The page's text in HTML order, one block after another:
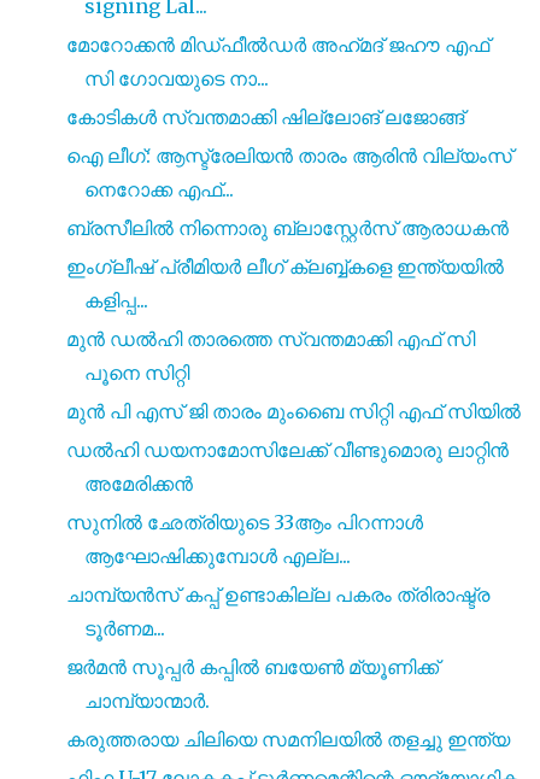
signing Lal...
മോറോക്കൻ മിഡ്‌ഫീൽഡർ അഹ്‌മദ്‌ ജഹൗ എഫ്
സി ഗോവയുടെ നാ...
കോടികൾ സ്വന്തമാക്കി ഷില്ലോങ് ലജോങ്ങ്
ഐ ലീഗ്: ആസ്ട്രേലിയൻ താരം ആരിൻ വില്യംസ്
നെറോക്ക എഫ്...
ബ്രസീലിൽ നിന്നൊരു ബ്ലാസ്റ്റേർസ് ആരാധകൻ
ഇംഗ്ലീഷ് പ്രീമിയർ ലീഗ് ക്ലബ്ബ്കളെ ഇന്ത്യയിൽ
കളിപ്പ...
മുൻ ഡൽഹി താരത്തെ സ്വന്തമാക്കി എഫ് സി
പൂനെ സിറ്റി
മുൻ പി എസ് ജി താരം മുംബൈ സിറ്റി എഫ് സിയിൽ
ഡൽഹി ഡയനാമോസിലേക്ക് വീണ്ടുമൊരു ലാറ്റിൻ
അമേരിക്കൻ
സുനിൽ ഛേത്രിയുടെ 33ആം പിറന്നാൾ
ആഘോഷിക്കുമ്പോൾ എല്ല...
ചാമ്പ്യൻസ് കപ്പ് ഉണ്ടാകില്ല പകരം ത്രിരാഷ്ട്ര
ടൂർണമ...
ജർമൻ സൂപ്പർ കപ്പിൽ ബയേൺ മ്യൂണിക്ക്
ചാമ്പ്യാന്മാർ.
കരുത്തരായ ചിലിയെ സമനിലയിൽ തളച്ചു ഇന്ത്യ